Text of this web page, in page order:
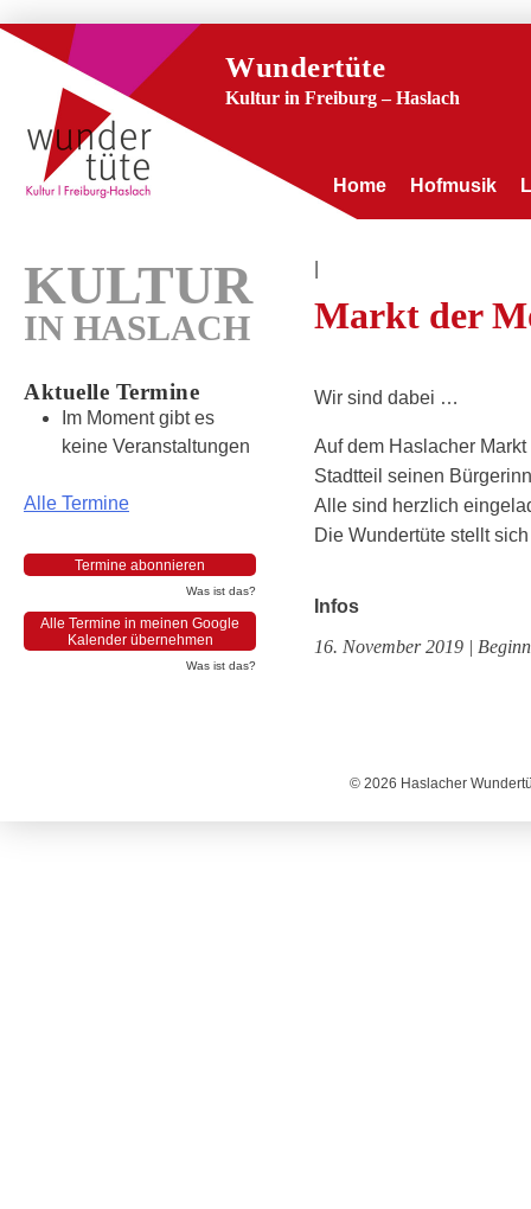
Wundertüte
Kultur in Freiburg – Haslach
Home Hofmusik
Markt der
Wir sind dabei …
Auf dem Haslacher
Stadtteil seinen
Alle sind herzlich
Die Wundertüte stellt
Infos
16. November 2019 |
KULTUR
IN HASLACH
Aktuelle Termine
Im Moment gibt es
keine Veranstaltungen
Alle Termine
Termine abonnieren
Was ist das?
Alle Termine in meinen Google
Kalender übernehmen
Was ist das?
© 2026 Haslacher